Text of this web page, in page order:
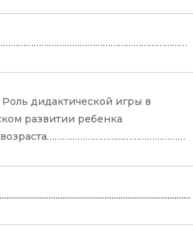
Роль дидактической игры в
развитии ребенка
возраста………………………………………………